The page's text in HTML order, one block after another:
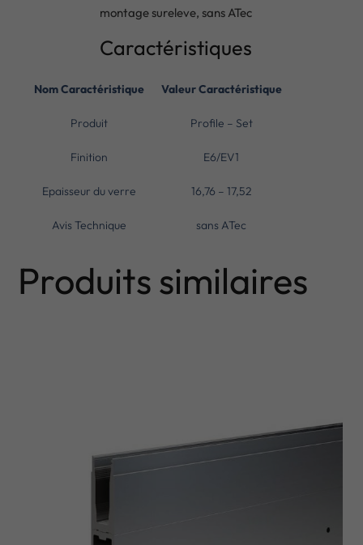
montage sureleve, sans ATec
Caractéristiques
Nom Caractéristique Valeur Caractéristique
Produit Profile – Set
Finition E6/EV1
Epaisseur du verre 16,76 – 17,52
Avis Technique sans ATec
Produits similaires